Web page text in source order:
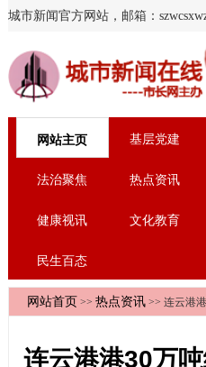
城市新闻官方网站，邮箱：
网站主页 基层党建
法治聚焦 热点资讯
健康视讯 文化教育
民生百态
网站首页 >> 热点资讯>> 连云港
连云港港30万